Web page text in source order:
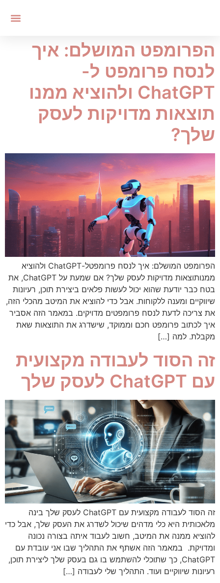
הפרומפט המושלם: איך
לנסח פרומפט ל-
ChatGPT ולהוציא ממנו
תוצאות מדויקות לעסק
שלך?
הפרומפט המושלם: איך לנסח פרומפטל-ChatGPT ולהוציא
ממנותוצאות מדויקות לעסק שלך? אם שמעת על ChatGPT, את
בטח כבר יודעת שהוא יכול לעשות פלאים ביצירת תוכן, רעיונות
שיווקיים ומענה ללקוחות. אבל כדי להוציא את המיטב מהכלי הזה,
את צריכה לדעת לנסח פרומפטים מדויקים. במאמר הזה אסביר
איך לכתוב פרומפט חכם וממוקד, שישדרג את התוצאות שאת
מקבלת. למה […]
זה הסוד לעבודה מקצועית
עם ChatGPT לעסק שלך
זה הסוד לעבודה מקצועית עם ChatGPT לעסק שלך בינה
מלאכותית היא כלי מדהים שיכול לשדרג את העסק שלך, אבל כדי
להוציא ממנה את המיטב, חשוב לעבוד איתה בצורה נכונה
ומדויקת. במאמר הזה אשתף את התהליך שבו אני עובדת עם
ChatGPT, כך שתוכלי להשתמש בו גם בעסק שלך ליצירת תוכן,
רעיונות שיווקיים ועוד. התהליך שלי לעבודה […]